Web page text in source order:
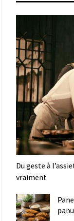
Du geste à
vraiment